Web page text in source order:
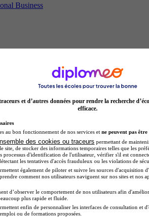
Business
diplôme par ville les plus
à Paris
à Paris
à Lyon
à Toulouse
à Lille
à Montpellier
à Paris
Bordeaux
et d’autres données pour rendre la recherche
efficace.
au bon fonctionnement de nos services et ne peuvent pas être
des cookies ou traceurs permettant de
site, de stocker des informations temporaires telles que les
processus d'identification de l'utilisateur, vérifier s'il est
les tentatives d'accès frauduleux ou les violations de
également de piloter et suivre les sources d'acquisition
comment nos utilisateurs naviguent sur nos sites et nos
d’observer le comportement de nos utilisateurs afin
plus rapide et fluide.
enfin de personnaliser les interfaces de consultation et
ou de formations proposées.